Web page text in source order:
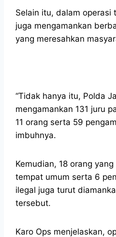
Selain itu, dalam operasi
juga mengamankan
yang meresahkan
“Tidak hanya itu, Polda
mengamankan 131 juru
11 orang serta 59
imbuhnya.
Kemudian, 18 orang
tempat umum serta 6
ilegal juga turut
tersebut.
Karo Ops menjelaskan,